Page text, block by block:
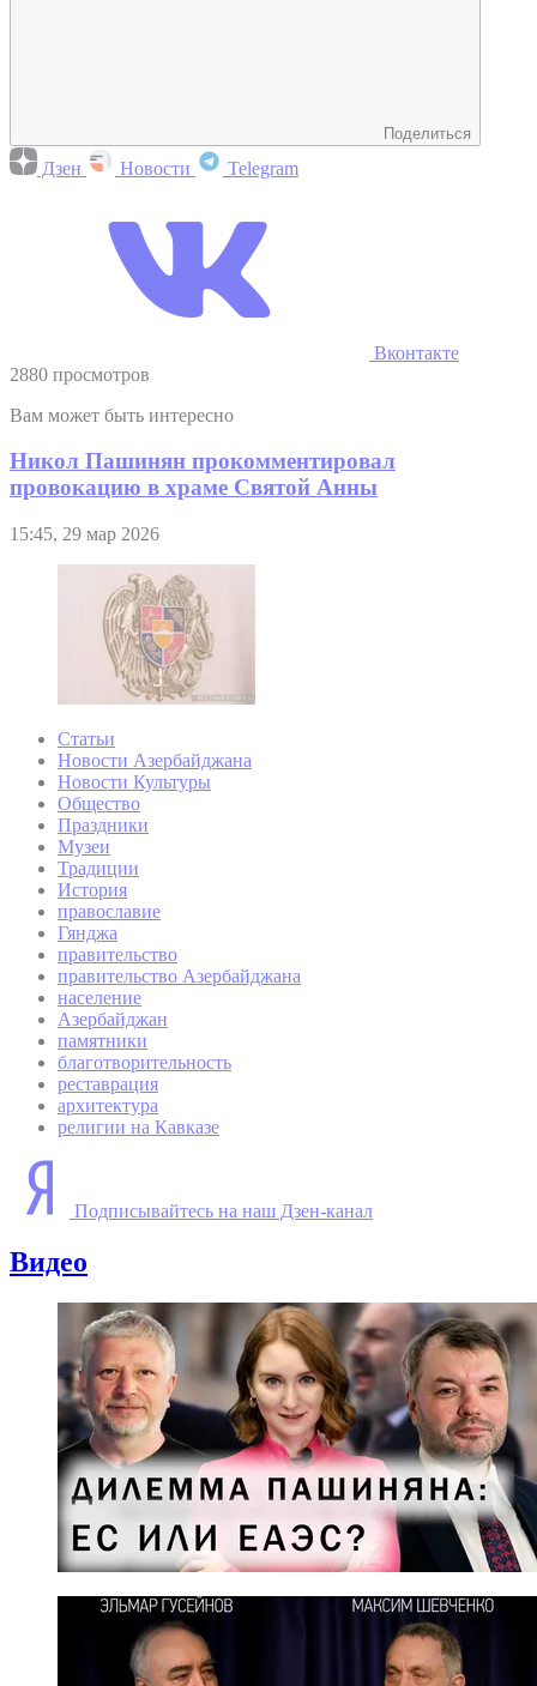
Поделиться
Дзен Новости Telegram
Вконтакте
2880 просмотров
Вам может быть интересно
Никол Пашинян прокомментировал
провокацию в храме Святой Анны
15:45, 29 мар 2026
Статьи
Новости Азербайджана
Новости Культуры
Общество
Праздники
Музеи
Традиции
История
православие
Гянджа
правительство
правительство Азербайджана
население
Азербайджан
памятники
благотворительность
реставрация
архитектура
религии на Кавказе
Подписывайтесь на наш Дзен-канал
Видео